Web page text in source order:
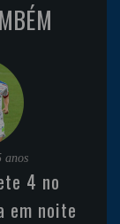
anos
4 no
em noite